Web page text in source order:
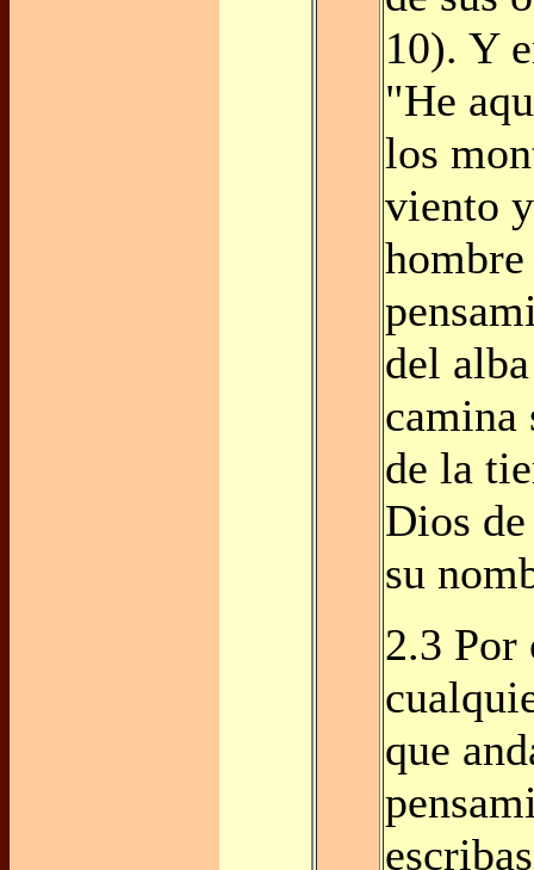
10). Y
"He
los
viento
hombre
del
camina
de la
Dios
su
2.3 Por
que